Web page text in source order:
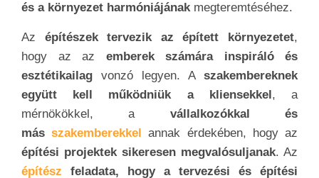
és a környezet harmóniájánakmegteremtéséhez.
Az építészek tervezik az épített környezetet,
hogy az az emberek számára inspiráló és
esztétikailag vonzó legyen. A szakembereknek
együtt kell működniük a kliensekkel, a
mérnökökkel, a vállalkozókkal és
másszakemberekkel annak érdekében, hogy az
építési projektek sikeresen megvalósuljanak. Az
építész feladata, hogy a tervezési és építési